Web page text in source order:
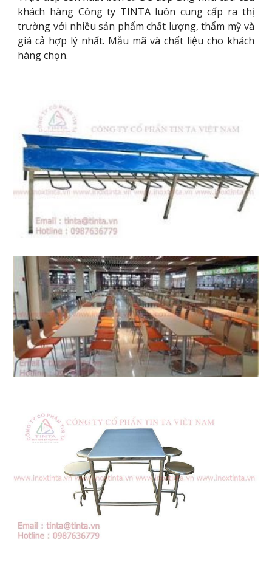
khách hàng Công ty TINTAluôn cung cấp ra thị
trường với nhiều sản phẩm chất lượng, thẩm mỹ và
giá cả hợp lý nhất. Mẫu mã và chất liệu cho khách
hàng chọn.